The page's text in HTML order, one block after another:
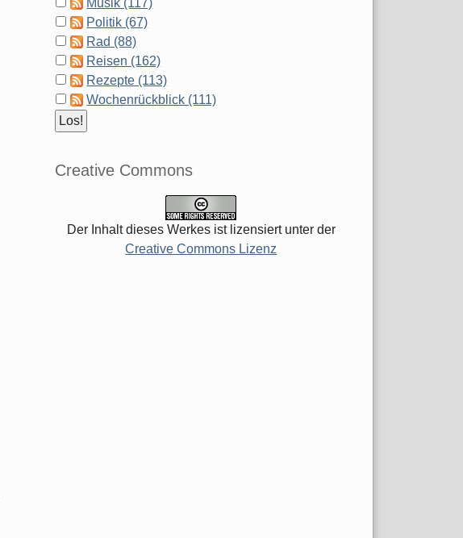
Politik (67)
Rad (88)
Reisen (162)
Rezepte (113)
Wochenrückblick (111)
Creative Commons
Der Inhalt dieses Werkes ist lizensiert unter der
Creative Commons Lizenz